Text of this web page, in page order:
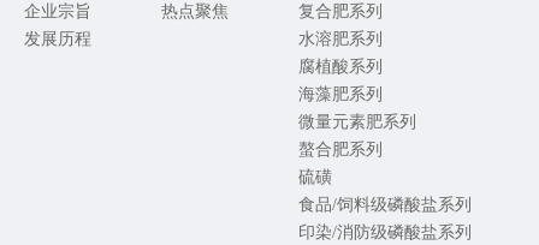
企业宗旨
发展历程
热点聚焦
复合肥系列
水溶肥系列
腐植酸系列
海藻肥系列
微量元素肥系列
螯合肥系列
硫磺
食品/饲料级磷酸盐系列
印染/消防级磷酸盐系列